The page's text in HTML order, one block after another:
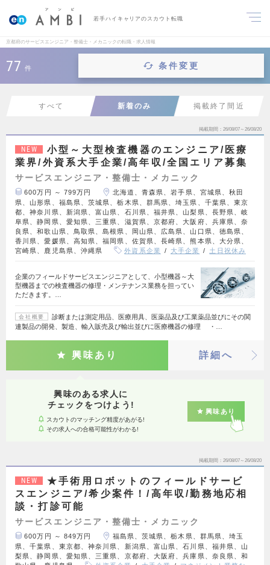
若手ハイキャリアのスカウト転職
京都府のサービスエンジニア・整備士・メカニックの転職・求人情報
77 件 条件変更
すべて 新着のみ 掲載終了間近
掲載期間 26/08/07～26/08/20
NEW
小型～大型検査機器のエンジニア/医療
業界/外資系大手企業/高年収/全国エリア募集
サービスエンジニア・整備士・メカニック
600万円 ～ 799万円
北海道、青森県、岩手県、宮城県、秋田
県、山形県、福島県、茨城県、栃木県、群馬県、埼玉県、千葉県、東京
都、神奈川県、新潟県、富山県、石川県、福井県、山梨県、長野県、岐
阜県、静岡県、愛知県、三重県、滋賀県、京都府、大阪府、兵庫県、奈
良県、和歌山県、鳥取県、島根県、岡山県、広島県、山口県、徳島県、
香川県、愛媛県、高知県、福岡県、佐賀県、長崎県、熊本県、大分県、
宮崎県、鹿児島県、沖縄県
外資系企業 大手企業 土日祝休み
企業のフィールドサービスエンジニアとして、小型機器～大
型機器までの検査機器の修理・メンテナンス業務を担ってい
ただきます。…
会社概要
診断または測定用品、医療用具、医薬品及び工業薬品並びにその関
連製品の開発、製造、輸入販売及び輸出並びに医療機器の修理 ・…
興味あり 詳細へ
興味のある求人に
チェックをつけよう!
スカウトのマッチング精度があがる!
その求人への合格可能性がわかる!
興味あり
掲載期間 26/08/07～26/08/20
NEW
★手術用ロボットのフィールドサービ
スエンジニア/希少案件！/高年収/勤務地応相
談・打診可能
サービスエンジニア・整備士・メカニック
600万円 ～ 849万円
福島県、茨城県、栃木県、群馬県、埼玉
県、千葉県、東京都、神奈川県、新潟県、富山県、石川県、福井県、山
梨県、静岡県、愛知県、三重県、京都府、大阪府、兵庫県、奈良県、和